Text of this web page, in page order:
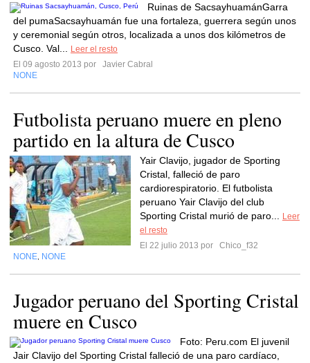
Ruinas de SacsayhuamánGarra
del pumaSacsayhuamán fue una fortaleza, guerrera según unos
y ceremonial según otros, localizada a unos dos kilómetros de
Cusco. Val...
Leer el resto
El 09 agosto 2013 por
Javier Cabral
NONE
Futbolista peruano muere en pleno
partido en la altura de Cusco
Yair Clavijo, jugador de Sporting
Cristal, falleció de paro
cardiorespiratorio. El futbolista
peruano Yair Clavijo del club
Sporting Cristal murió de paro...
Leer
el resto
El 22 julio 2013 por
Chico_f32
NONE NONE
Jugador peruano del Sporting Cristal
muere en Cusco
Foto: Peru.com El juvenil
Jair Clavijo del Sporting Cristal falleció de una paro cardíaco,